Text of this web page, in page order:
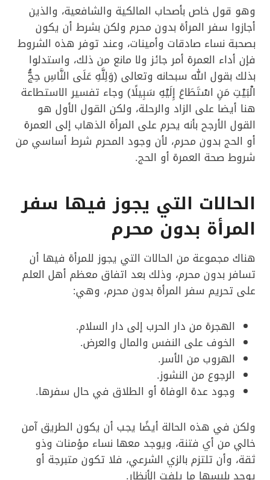
وهو قول خاص بأصحاب المالكية والشافعية، والذين
أجازوا سفر المرأة بدون محرم ولكن بشرط أن يكون
بصحبة نساء صادقات وأمينات، وعند توفر هذه الشروط
فإن أداء العمرة أمر جائز ولا مانع من ذلك، واستدلوا
بذلك بقول الله سبحانه وتعالى (وَلِلَّهِ عَلَى النَّاسِ حِجُّ
الْبَيْتِ مَنِ اسْتَطَاعَ إِلَيْهِ سَبِيلًا) وجاء تفسير الاستطاعة
هنا أيضا على الزاد والرحلة، ولكن القول الأول هو
القول الأرجح بأنه يحرم على المرأة الذهاب إلى العمرة
أو الحج بدون محرم، لأن وجود المحرم شرط أساسي من
شروط صحة العمرة أو الحج.
الحالات التي يجوز فيها سفر
المرأة بدون محرم
هناك مجموعة من الحالات التي يجوز للمرأة فيها أن
تسافر بدون محرم، وذلك بعد اتفاق معظم أهل العلم
على تحريم سفر المرأة بدون محرم، وهي:
الهجرة من دار الحرب إلى دار السلام.
الخوف على النفس والمال والعرض.
الهروب من الأسر.
الرجوع من النشوز.
وجود عدة الوفاة أو الطلاق في حال سفرها.
ولكن في هذه الحالة أيضًا يجب أن يكون الطريق آمن
خالي من أي فتنة، ويوجد معها نساء مؤمنات وذو
ثقة، وأن تلتزم بالزي الشرعي، فلا تكون متبرجة أو
يوجد بلبسها ما يلفت الأنظار.